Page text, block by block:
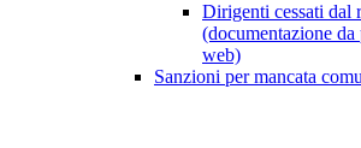
Dirigenti cessati dal
(documentazione
web)
Sanzioni per mancata